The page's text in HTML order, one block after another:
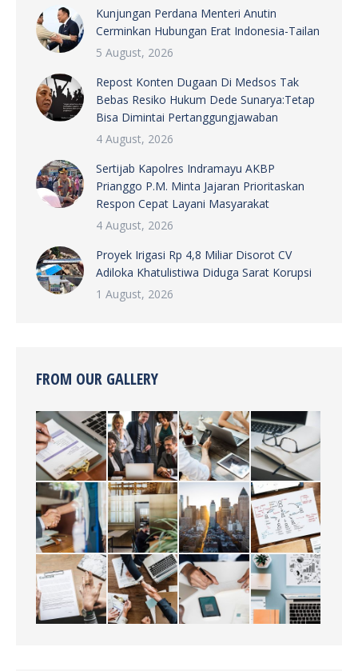
Kunjungan Perdana Menteri Anutin
Cerminkan Hubungan Erat Indonesia-Tailan
5 August, 2026
Repost Konten Dugaan Di Medsos Tak
Bebas Resiko Hukum Dede Sunarya:Tetap
Bisa Dimintai Pertanggungjawaban
4 August, 2026
Sertijab Kapolres Indramayu AKBP
Prianggo P.M. Minta Jajaran Prioritaskan
Respon Cepat Layani Masyarakat
4 August, 2026
Proyek Irigasi Rp 4,8 Miliar Disorot CV
Adiloka Khatulistiwa Diduga Sarat Korupsi
1 August, 2026
FROM OUR GALLERY